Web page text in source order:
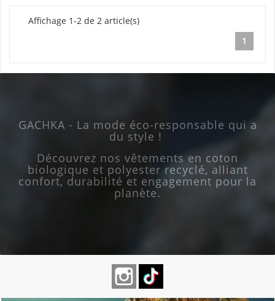
Affichage 1-2 de 2 article(s)
1
GACHKA - La mode éco-responsable qui a
du style !
Découvrez nos vêtements en coton
biologique et polyester recyclé, alliant
confort, durabilité et engagement pour la
planète.
Instagram